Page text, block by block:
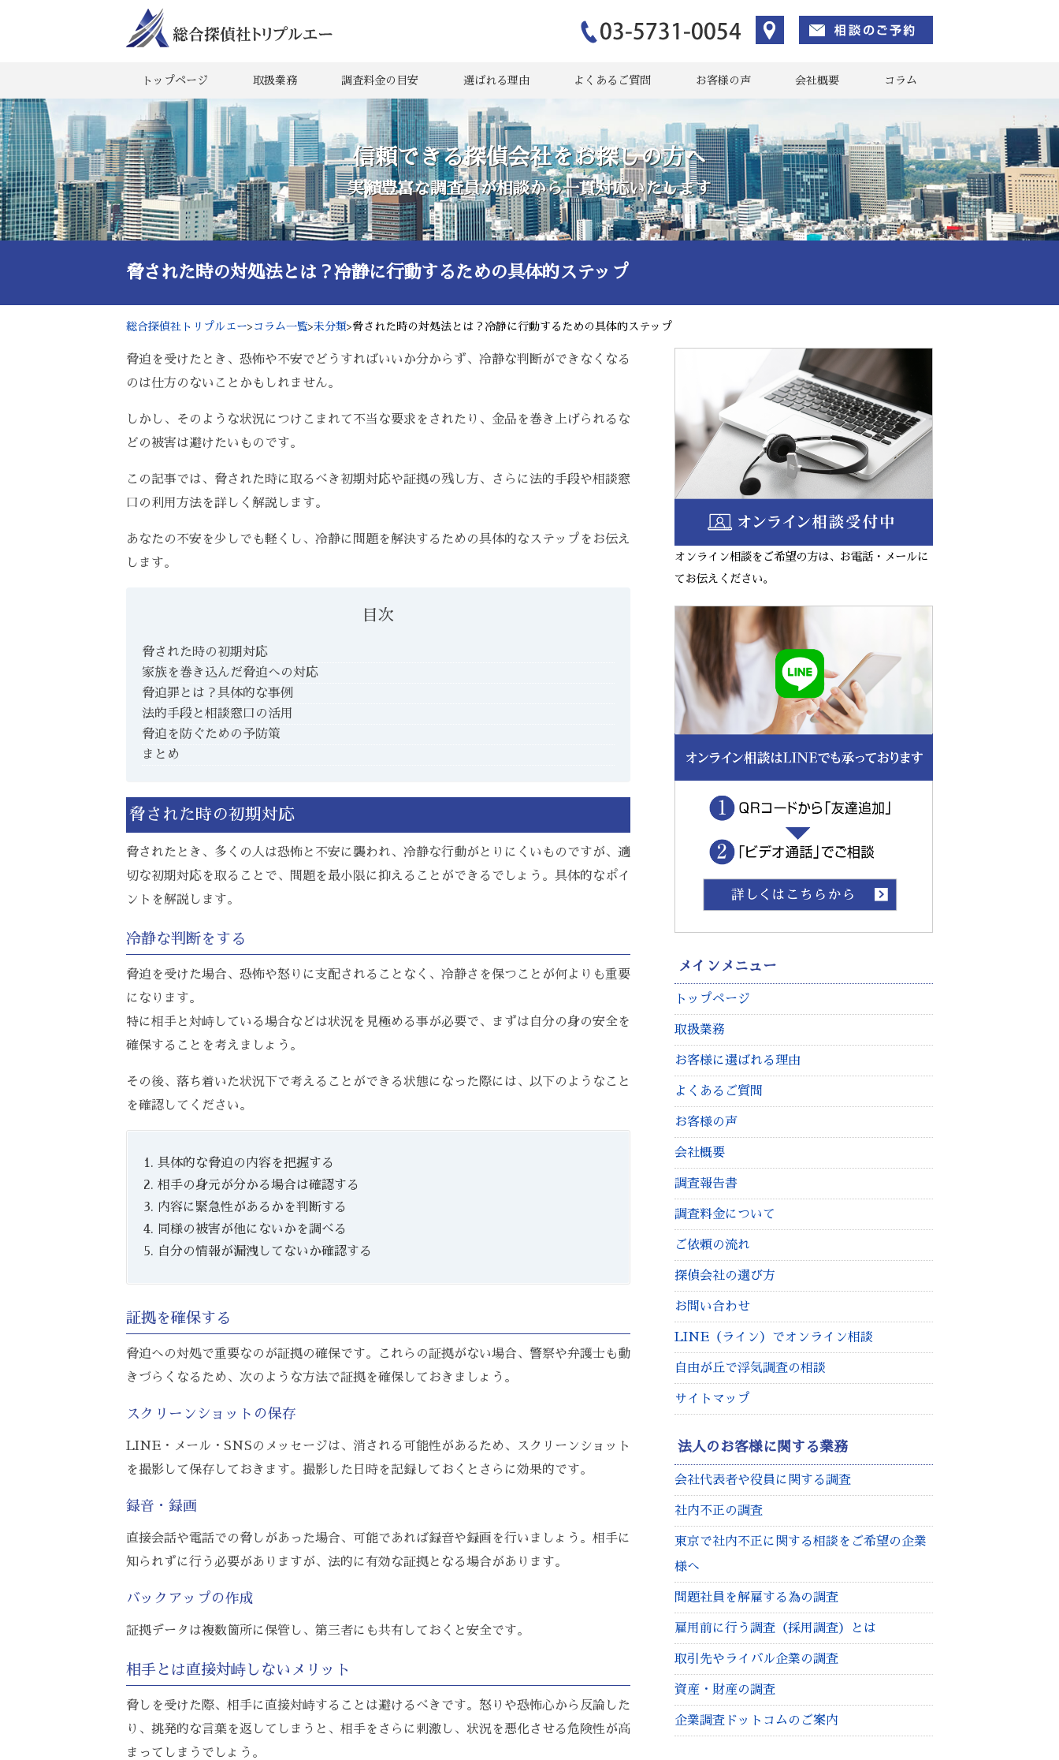
トップページ 取扱業務 調査料金の目安 選ばれる理由 よくあるご質問 お客様の声 会社概要 コラム
信頼できる探偵会社をお探しの方へ
実績豊富な調査員が相談から一貫対応いたします
脅された時の対処法とは？冷静に行動するための具体的ステップ
総合探偵社トリプルエー> コラム一覧>未分類>脅された時の対処法とは？冷静に行動するための具体的ステップ
脅迫を受けたとき、恐怖や不安でどうすればいいか分からず、冷静な判断ができなくなる
のは仕方のないことかもしれません。
しかし、そのような状況につけこまれて不当な要求をされたり、金品を巻き上げられるな
どの被害は避けたいものです。
この記事では、脅された時に取るべき初期対応や証拠の残し方、さらに法的手段や相談窓
口の利用方法を詳しく解説します。
あなたの不安を少しでも軽くし、冷静に問題を解決するための具体的なステップをお伝え
します。
目次
脅された時の初期対応
家族を巻き込んだ脅迫への対応
脅迫罪とは？具体的な事例
法的手段と相談窓口の活用
脅迫を防ぐための予防策
まとめ
脅された時の初期対応
脅されたとき、多くの人は恐怖と不安に襲われ、冷静な行動がとりにくいものですが、適
切な初期対応を取ることで、問題を最小限に抑えることができるでしょう。具体的なポイ
ントを解説します。
冷静な判断をする
脅迫を受けた場合、恐怖や怒りに支配されることなく、冷静さを保つことが何よりも重要
になります。
特に相手と対峙している場合などは状況を見極める事が必要で、まずは自分の身の安全を
確保することを考えましょう。
その後、落ち着いた状況下で考えることができる状態になった際には、以下のようなこと
を確認してください。
具体的な脅迫の内容を把握する
相手の身元が分かる場合は確認する
内容に緊急性があるかを判断する
同様の被害が他にないかを調べる
自分の情報が漏洩してないか確認する
証拠を確保する
脅迫への対処で重要なのが証拠の確保です。これらの証拠がない場合、警察や弁護士も動
きづらくなるため、次のような方法で証拠を確保しておきましょう。
スクリーンショットの保存
LINE・メール・SNSのメッセージは、消される可能性があるため、スクリーンショット
を撮影して保存しておきます。撮影した日時を記録しておくとさらに効果的です。
録音・録画
直接会話や電話での脅しがあった場合、可能であれば録音や録画を行いましょう。相手に
知られずに行う必要がありますが、法的に有効な証拠となる場合があります。
バックアップの作成
証拠データは複数箇所に保管し、第三者にも共有しておくと安全です。
相手とは直接対峙しないメリット
脅しを受けた際、相手に直接対峙することは避けるべきです。怒りや恐怖心から反論した
り、挑発的な言葉を返してしまうと、相手をさらに刺激し、状況を悪化させる危険性が高
まってしまうでしょう。
オンライン相談をご希望の方は、お電話・メールに
てお伝えください。
メインメニュー
トップページ
取扱業務
お客様に選ばれる理由
よくあるご質問
お客様の声
会社概要
調査報告書
調査料金について
ご依頼の流れ
探偵会社の選び方
お問い合わせ
LINE（ライン）でオンライン相談
自由が丘で浮気調査の相談
サイトマップ
法人のお客様に関する業務
会社代表者や役員に関する調査
社内不正の調査
東京で社内不正に関する相談をご希望の企業
様へ
問題社員を解雇する為の調査
雇用前に行う調査（採用調査）とは
取引先やライバル企業の調査
資産・財産の調査
企業調査ドットコムのご案内